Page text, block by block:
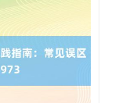
-0.00 0.00%